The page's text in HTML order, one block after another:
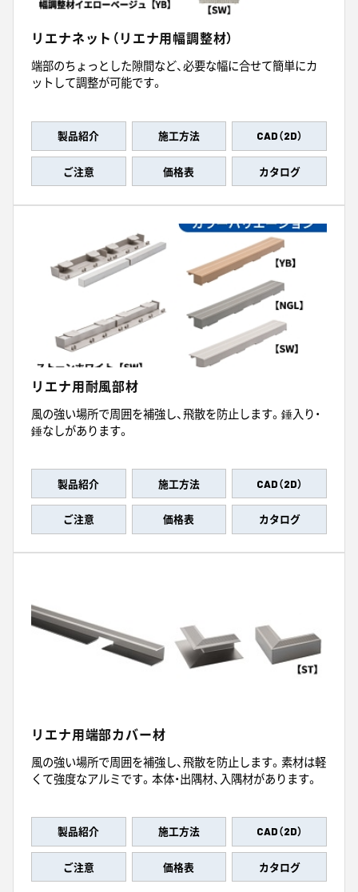
リエナネット（リエナ用幅調整材）
端部のちょっとした隙間など、必要な幅に合せて簡単にカ
ットして調整が可能です。
製品紹介 施工方法 CAD（2D）
ご注意 価格表 カタログ
リエナ用耐風部材
風の強い場所で周囲を補強し、飛散を防止します。錘入り・
錘なしがあります。
製品紹介 施工方法 CAD（2D）
ご注意 価格表 カタログ
リエナ用端部カバー材
風の強い場所で周囲を補強し、飛散を防止します。素材は軽
くて強度なアルミです。本体・出隅材、入隅材があります。
製品紹介 施工方法 CAD（2D）
ご注意 価格表 カタログ